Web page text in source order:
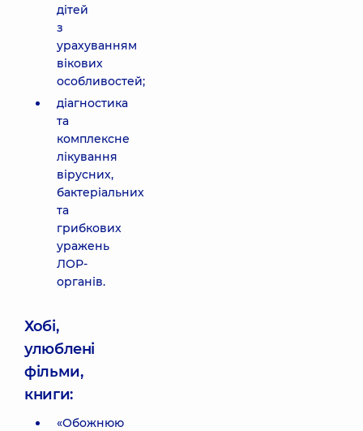
дітей
з
урахуванням
вікових
особливостей;
діагностика
та
комплексне
лікування
вірусних,
бактеріальних
та
грибкових
уражень
ЛОР-
органів.
Хобі,
улюблені
фільми,
книги:
«Обожнюю